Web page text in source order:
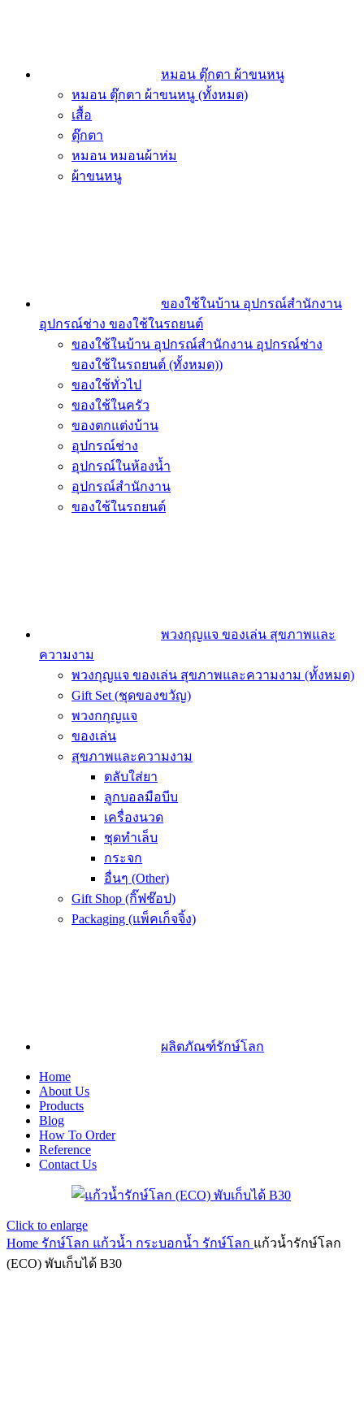
หมอน ตุ๊กตา ผ้าขนหนู
หมอน ตุ๊กตา ผ้าขนหนู (ทั้งหมด)
เสื้อ
ตุ๊กตา
หมอน หมอนผ้าห่ม
ผ้าขนหนู
ของใช้ในบ้าน อุปกรณ์สำนักงาน
อุปกรณ์ช่าง ของใช้ในรถยนต์
ของใช้ในบ้าน อุปกรณ์สำนักงาน อุปกรณ์ช่าง
ของใช้ในรถยนต์ (ทั้งหมด))
ของใช้ทั่วไป
ของใช้ในครัว
ของตกแต่งบ้าน
อุปกรณ์ช่าง
อุปกรณ์ในห้องน้ำ
อุปกรณ์สำนักงาน
ของใช้ในรถยนต์
พวงกุญแจ ของเล่น สุขภาพและ
ความงาม
พวงกุญแจ ของเล่น สุขภาพและความงาม (ทั้งหมด)
Gift Set (ชุดของขวัญ)
พวงกกุญแจ
ของเล่น
สุขภาพและความงาม
ตลับใส่ยา
ลูกบอลมือบีบ
เครื่องนวด
ชุดทำเล็บ
กระจก
อื่นๆ (Other)
Gift Shop (กิ๊ฟช๊อป)
Packaging (แพ็คเก็จจิ้ง)
ผลิตภัณฑ์รักษ์โลก
Home
About Us
Products
Blog
How To Order
Reference
Contact Us
Click to enlarge
Home รักษ์โลก แก้วน้ำ กระบอกน้ำ รักษ์โลก แก้วน้ำรักษ์โลก
(ECO) พับเก็บได้ B30